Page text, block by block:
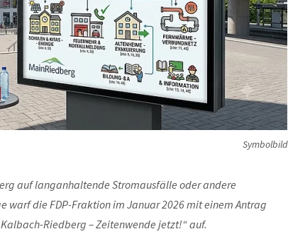
Symbolbild
auf langanhaltende Stromausfälle oder andere
warf die FDP-Fraktion im Januar 2026 mit einem Antrag
Riedberg – Zeitenwende jetzt!“ auf.